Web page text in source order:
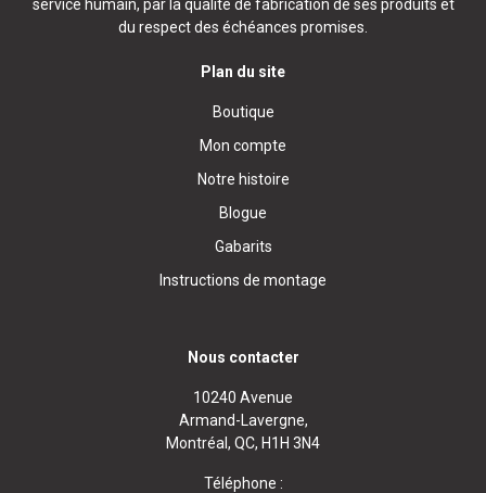
service humain, par la qualité de fabrication de ses produits et
du respect des échéances promises.
Plan du site
Boutique
Mon compte
Notre histoire
Blogue
Gabarits
Instructions de montage
Nous contacter
10240 Avenue
Armand-Lavergne,
Montréal, QC, H1H 3N4
Téléphone :